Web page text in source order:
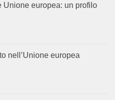
Unione europea: un profilo
nell’Unione europea